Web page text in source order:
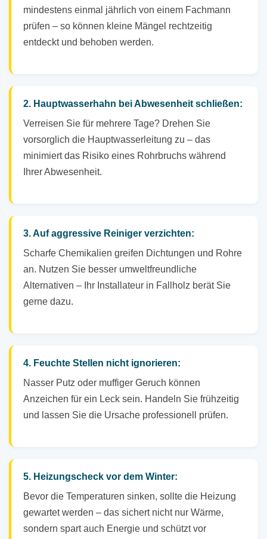
mindestens einmal jährlich von einem Fachmann
prüfen – so können kleine Mängel rechtzeitig
entdeckt und behoben werden.
2. Hauptwasserhahn bei Abwesenheit schließen:
Verreisen Sie für mehrere Tage? Drehen Sie
vorsorglich die Hauptwasserleitung zu – das
minimiert das Risiko eines Rohrbruchs während
Ihrer Abwesenheit.
3. Auf aggressive Reiniger verzichten:
Scharfe Chemikalien greifen Dichtungen und Rohre
an. Nutzen Sie besser umweltfreundliche
Alternativen – Ihr Installateur in Fallholz berät Sie
gerne dazu.
4. Feuchte Stellen nicht ignorieren:
Nasser Putz oder muffiger Geruch können
Anzeichen für ein Leck sein. Handeln Sie frühzeitig
und lassen Sie die Ursache professionell prüfen.
5. Heizungscheck vor dem Winter:
Bevor die Temperaturen sinken, sollte die Heizung
gewartet werden – das sichert nicht nur Wärme,
sondern spart auch Energie und schützt vor